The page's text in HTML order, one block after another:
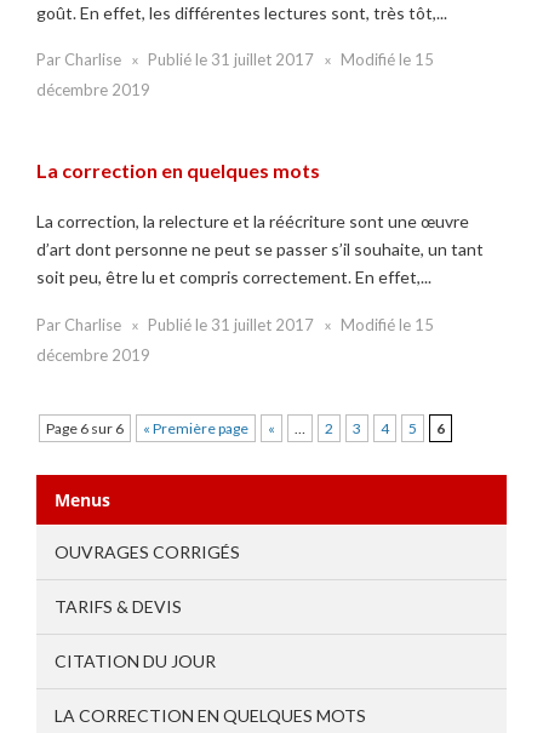
goût. En effet, les différentes lectures sont, très tôt,...
Par Charlise Publié le 31 juillet 2017 Modifié le 15
décembre 2019
La correction en quelques mots
La correction, la relecture et la réécriture sont une œuvre
d’art dont personne ne peut se passer s’il souhaite, un tant
soit peu, être lu et compris correctement. En effet,...
Par Charlise Publié le 31 juillet 2017 Modifié le 15
décembre 2019
Page 6 sur 6 « Première page « 2 3 4 5 6
Menus
OUVRAGES CORRIGÉS
TARIFS & DEVIS
CITATION DU JOUR
LA CORRECTION EN QUELQUES MOTS